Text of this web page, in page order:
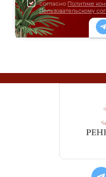
согласно Политике
Пользовательскому